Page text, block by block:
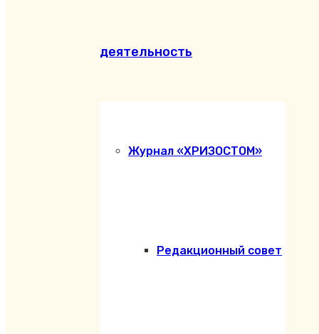
деятельность
Журнал «ХРИЗОСТОМ»
Редакционный совет